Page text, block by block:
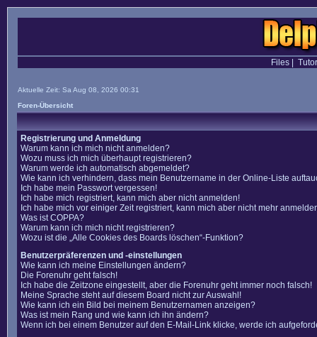
Files|
Aktuelle Zeit: Sa Aug 08, 2026 00:31
Foren-Übersicht
Registrierung und Anmeldung
Warum kann ich mich nicht anmelden?
Wozu muss ich mich überhaupt registrieren?
Warum werde ich automatisch abgemeldet?
Wie kann ich verhindern, dass mein Benutzername in der Online-Liste
Ich habe mein Passwort vergessen!
Ich habe mich registriert, kann mich aber nicht anmelden!
Ich habe mich vor einiger Zeit registriert, kann mich aber nicht mehr
Was ist COPPA?
Warum kann ich mich nicht registrieren?
Wozu ist die „Alle Cookies des Boards löschen“-Funktion?
Benutzerpräferenzen und -einstellungen
Wie kann ich meine Einstellungen ändern?
Die Forenuhr geht falsch!
Ich habe die Zeitzone eingestellt, aber die Forenuhr geht immer noch falsch!
Meine Sprache steht auf diesem Board nicht zur Auswahl!
Wie kann ich ein Bild bei meinem Benutzernamen anzeigen?
Was ist mein Rang und wie kann ich ihn ändern?
Wenn ich bei einem Benutzer auf den E-Mail-Link klicke, werde ich